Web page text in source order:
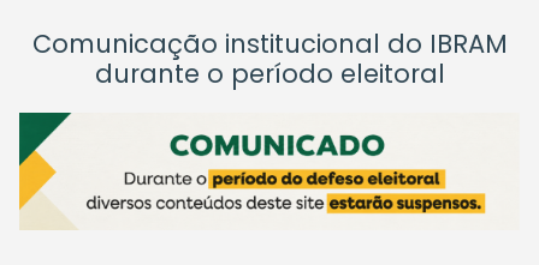
Comunicação institucional do IBRAM
durante o período eleitoral